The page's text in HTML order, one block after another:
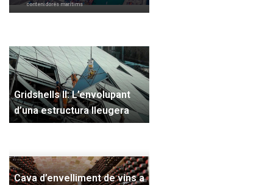
contenidores marítims
Gridshells II: L’envolupant
d’una estructura lleugera
Cava d’envelliment de vins a